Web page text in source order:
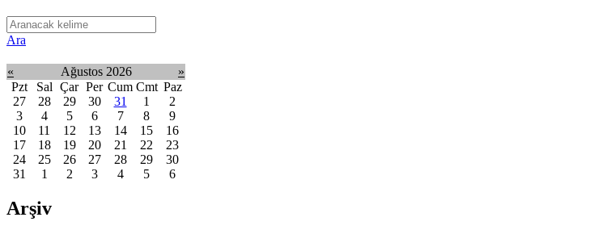
Ara
« Ağustos 2026
»
Pzt
Sal Çar Per Cum Cmt Paz
27
28 29 30 31 1
2
3
4 5 6 7 8
9
10
11 12 13 14 15
16
17
18 19 20 21 22
23
24
25 26 27 28 29
30
31
1 2 3 4 5 6
Arşiv